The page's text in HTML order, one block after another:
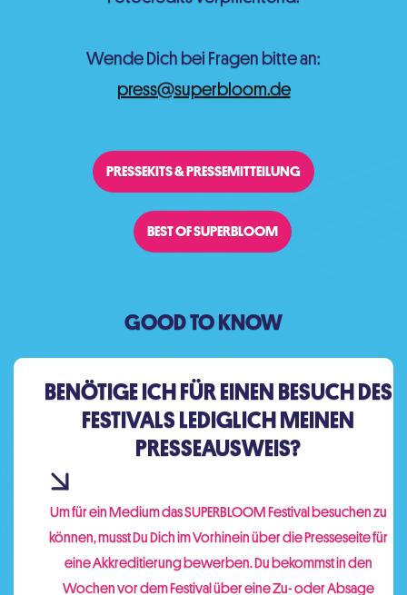
Wende Dich bei Fragen bitte an:
press@superbloom.de
PRESSEKITS & PRESSEMITTEILUNG
BEST OF SUPERBLOOM
GOOD TO KNOW
BENÖTIGE ICH FÜR EINEN BESUCH DES
FESTIVALS LEDIGLICH MEINEN
PRESSEAUSWEIS?
Um für ein Medium das SUPERBLOOM Festival besuchen zu
können, musst Du Dich im Vorhinein über die Presseseite für
eine Akkreditierung bewerben. Du bekommst in den
Wochen vor dem Festival über eine Zu- oder Absage